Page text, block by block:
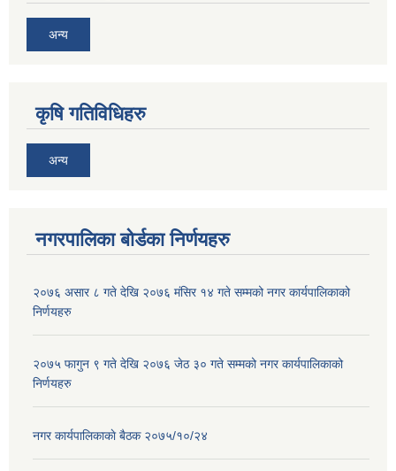
अन्य
कृषि गतिविधिहरु
अन्य
नगरपालिका बोर्डका निर्णयहरु
२०७६ असार ८ गते देखि २०७६ मंसिर १४ गते सम्मको नगर कार्यपालिकाको
निर्णयहरु
२०७५ फागुन ९ गते देखि २०७६ जेठ ३० गते सम्मको नगर कार्यपालिकाको
निर्णयहरु
नगर कार्यपालिकाकाे बैठक २०७५/१०/२४